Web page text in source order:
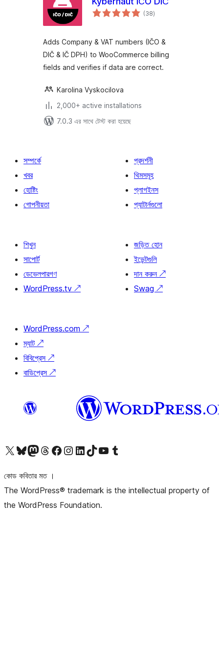
(38total
ratings
)
Adds Company & VAT numbers (IČO &
DIČ & IČ DPH) to WooCommerce billing
fields and verifies if data are correct.
Karolina Vyskocilova
2,000+ active installations
7.0.3 এর সাথে টেস্ট করা হয়েছে
সম্পর্কে
খবর
হোষ্টিং
গোপনীয়তা
প্রদর্শনী
থিমসমূহ
প্লাগইনস
প্যাটার্নগুলো
শিখুন
সাপোর্ট
ডেভেলপারগণ
WordPress.tv ↗
জড়িত হোন
ইভেন্টগুলি
দান করুন ↗
Swag ↗
WordPress.com ↗
ম্যাট ↗
বিবিপ্রেস ↗
বাডিপ্রেস ↗
আমাদের X (আগের টুইটার) অ্যাকাউন্টে যানআমাদের Bluesky অ্যাকাউন্টটি দেখুনআমাদের মাস্টোডন অ্যাকাউন্টটি দেখুনআমাদের থ্রেডস অ্যাকাউন্টটি দেখুনআমাদের ফেসবুক পেজ দেখুনআমাদের ইন্সটাগ্রাম অ্যাকাউন্ট দেখুনআমাদের লিঙ্কডইন অ্যাকাউন্টে যানআমাদের TikTok অ্যাকাউন্টটি দেখুনআমাদের ইউটিউব চ্যানেলে যান আমাদের টাম্বলার অ্যাকাউন্ট দেখুন
কোড কবিতার মত ।
The WordPress® trademark is the intellectual property of
the WordPress Foundation.